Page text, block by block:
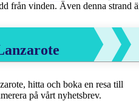
från vinden. Även denna strand
hitta och boka en resa till
på vårt nyhetsbrev.